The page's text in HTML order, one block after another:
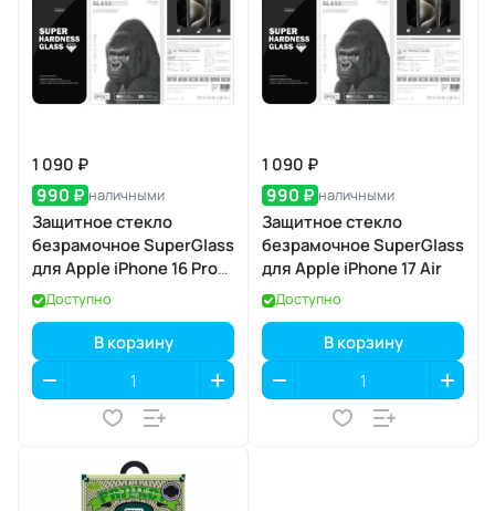
1 090 ₽
990 ₽ наличными
Защитное стекло
безрамочное SuperGlass
для Apple iPhone 16 Pro
Max / 17 Pro Max
Доступно
В корзину
1 090 ₽
990 ₽ наличными
Защитное стекло
безрамочное SuperGlass
для Apple iPhone 17 Air
Доступно
В корзину